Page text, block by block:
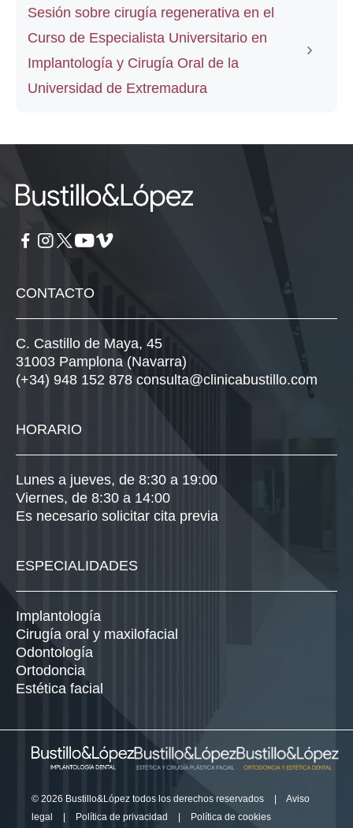
Sesión sobre cirugía regenerativa en el
Curso de Especialista Universitario en
Implantología y Cirugía Oral de la
Universidad de Extremadura
CONTACTO
C. Castillo de Maya, 45
31003 Pamplona (Navarra)
(+34) 948 152 878 consulta@clinicabustillo.com
HORARIO
Lunes a jueves, de 8:30 a 19:00
Viernes, de 8:30 a 14:00
Es necesario solicitar cita previa
ESPECIALIDADES
Implantología
Cirugía oral y maxilofacial
Odontología
Ortodoncia
Estética facial
© 2026 Bustillo&López todos los derechos reservados |
Aviso
legal
| Política de privacidad | Política de cookies